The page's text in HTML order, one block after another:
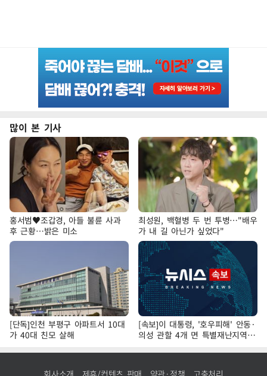
많이 본 기사
홍서범♥조갑경, 아들 불륜 사과
후 근황…밝은 미소
최성원, 백혈병 두 번 투병…"배우
가 내 길 아닌가 싶었다"
[단독]인천 부평구 아파트서 10대
가 40대 친모 살해
[속보]이 대통령, '호우피해' 안동·
의성 관할 4개 면 특별재난지역
선포
회사소개 제휴/컨텐츠 판매 약관·정책 고충처리